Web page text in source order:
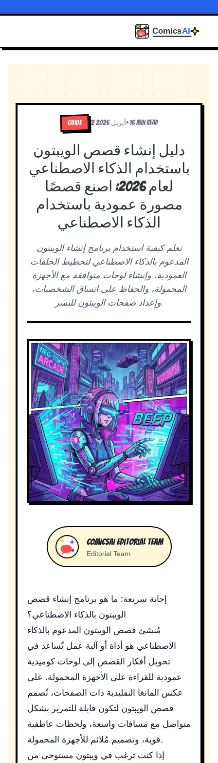
GUIDE 12 أبريل 2026 • 16 min read
دليل إنشاء قصص الويبتون
باستخدام الذكاء الاصطناعي
لعام 2026: اصنع قصصًا
مصورة عمودية باستخدام
الذكاء الاصطناعي
تعلم كيفية استخدام برنامج إنشاء الويبتون
المدعوم بالذكاء الاصطناعي لتخطيط الحلقات
العمودية، وإنشاء لوحات متوافقة مع الأجهزة
المحمولة، والحفاظ على اتساق الشخصيات،
وإعداد صفحات الويبتون للنشر.
ComicsAI Editorial Team
Editorial Team
إجابة سريعة: ما هو برنامج إنشاء قصص
الويبتون بالذكاء الاصطناعي؟
مُنشئ قصص الويبتون المدعوم بالذكاء
الاصطناعي هو أداة أو آلية عمل تُساعد في
تحويل أفكار القصص إلى لوحات كوميدية
عمودية للقراءة على الأجهزة المحمولة. على
عكس المانغا التقليدية ذات الصفحات، تُصمم
قصص الويبتون لتكون قابلة للتمرير بشكل
متواصل مع مسافات واسعة، ولحظات عاطفية
قوية، وتصميم مُلائم للأجهزة المحمولة.
إذا كنت ترغب في ويبتون مستوحى من